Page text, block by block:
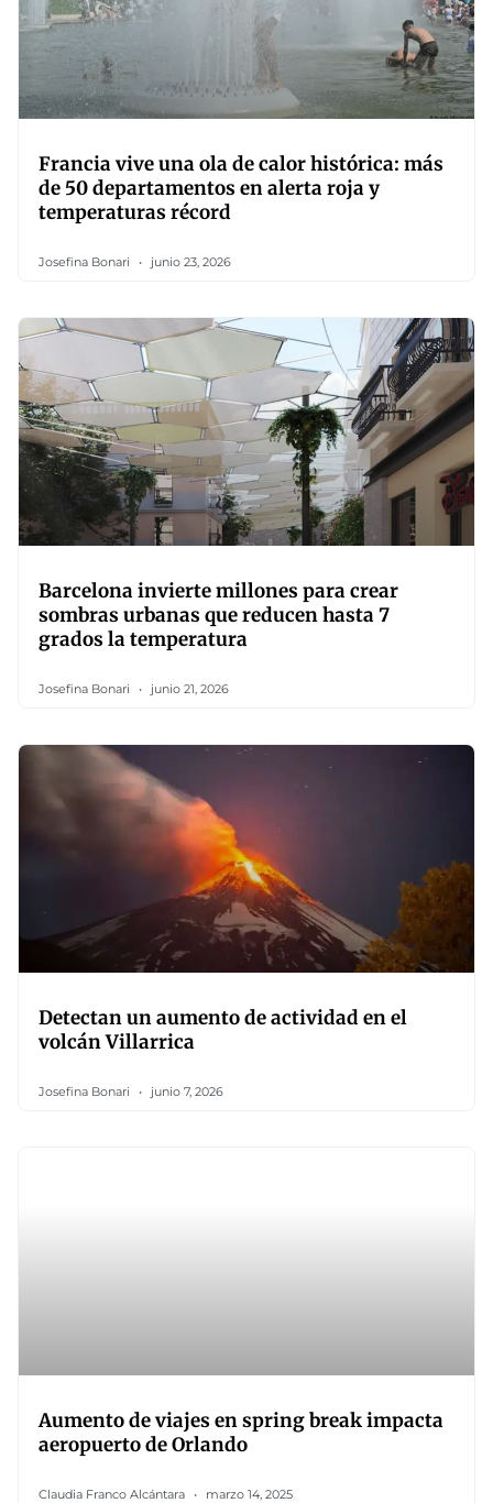
Francia vive una ola de calor histórica: más
de 50 departamentos en alerta roja y
temperaturas récord
Josefina Bonari junio 23, 2026
Barcelona invierte millones para crear
sombras urbanas que reducen hasta 7
grados la temperatura
Josefina Bonari junio 21, 2026
Detectan un aumento de actividad en el
volcán Villarrica
Josefina Bonari junio 7, 2026
Aumento de viajes en spring break impacta
aeropuerto de Orlando
Claudia Franco Alcántara marzo 14, 2025